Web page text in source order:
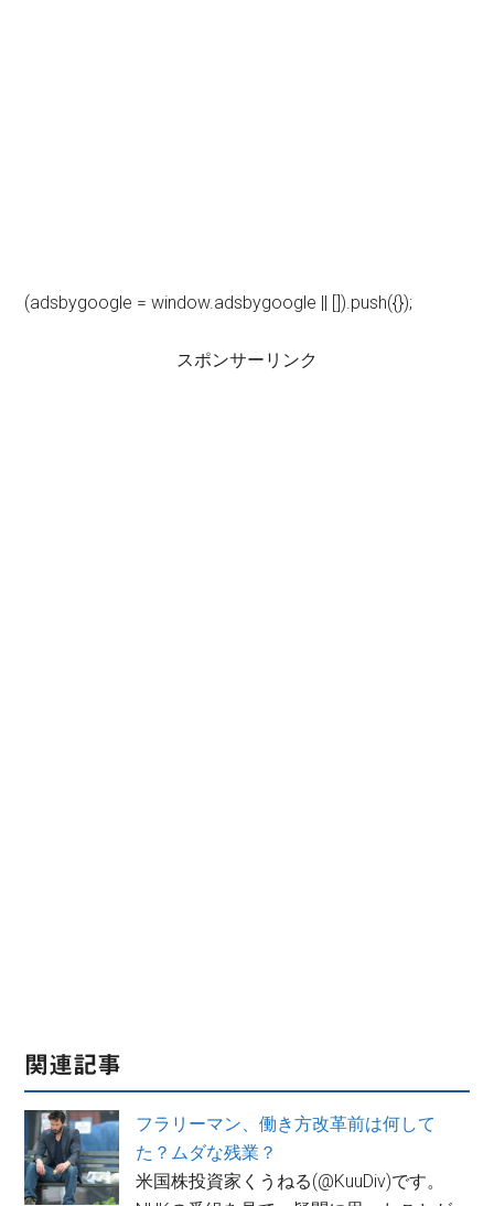
(adsbygoogle = window.adsbygoogle || []).push({});
スポンサーリンク
関連記事
フラリーマン、働き方改革前は何して
た？ムダな残業？
米国株投資家くうねる(@KuuDiv)です。